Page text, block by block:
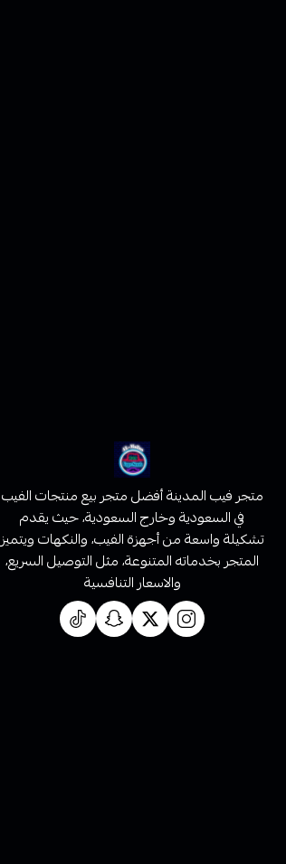
متجر فيب المدينة أفضل متجر بيع منتجات الفيب
في السعودية وخارج السعودية، حيث يقدم
تشكيلة واسعة من أجهزة الفيب، والنكهات ويتميز
المتجر بخدماته المتنوعة، مثل التوصيل السريع،
والاسعار التنافسية